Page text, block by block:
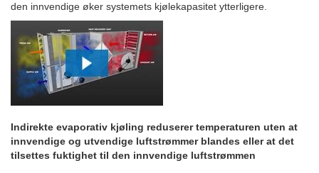
den innvendige øker systemets kjølekapasitet ytterligere.
Indirekte evaporativ kjøling reduserer temperaturen uten at
innvendige og utvendige luftstrømmer blandes eller at det
tilsettes fuktighet til den innvendige luftstrømmen